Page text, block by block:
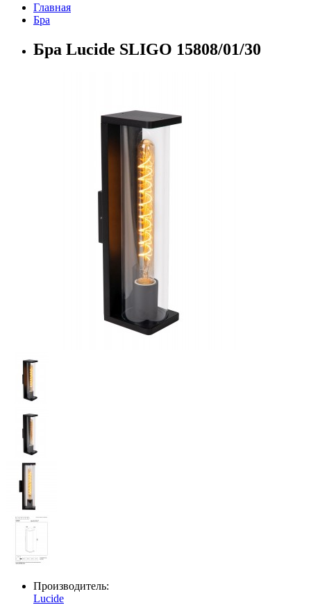
Главная
Бра
Бра Lucide SLIGO 15808/01/30
Производитель:
Lucide